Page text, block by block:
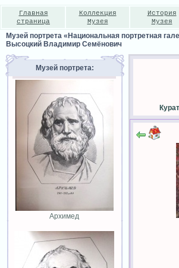
Главная
страница
Коллекция
Музея
История
Музея
Музей портрета «Национальная портретная
Высоцкий Владимир Семёнович
Музей портрета:
Архимед